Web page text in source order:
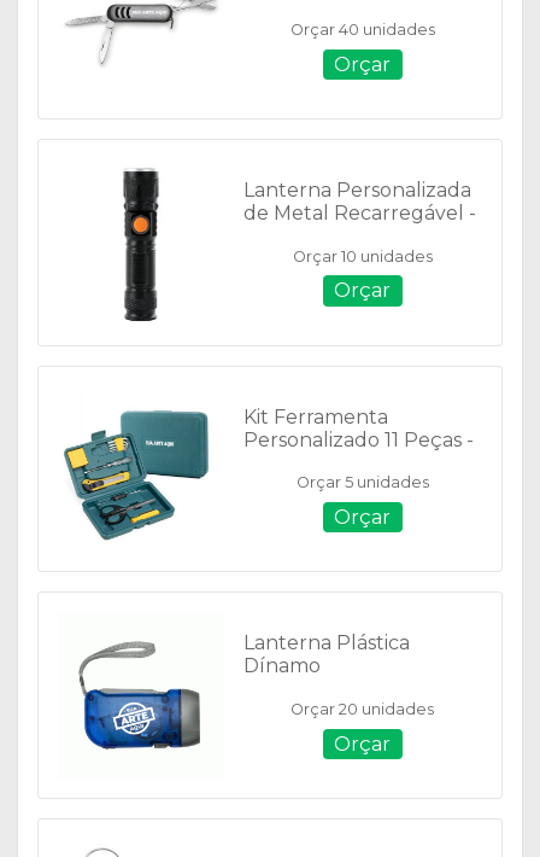
Orçar 40 unidades
Orçar
Lanterna Personalizada
de Metal Recarregável -
Orçar 10 unidades
Orçar
Kit Ferramenta
Personalizado 11 Peças -
Orçar 5 unidades
Orçar
Lanterna Plástica
Dínamo
Orçar 20 unidades
Orçar